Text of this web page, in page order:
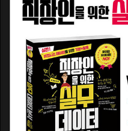
《회사에서 바로 통하는 엑셀
는 엑셀 2007》 《웃으며 찾는
인을 위한 실무 엑셀》(2013~)
h 엑셀》